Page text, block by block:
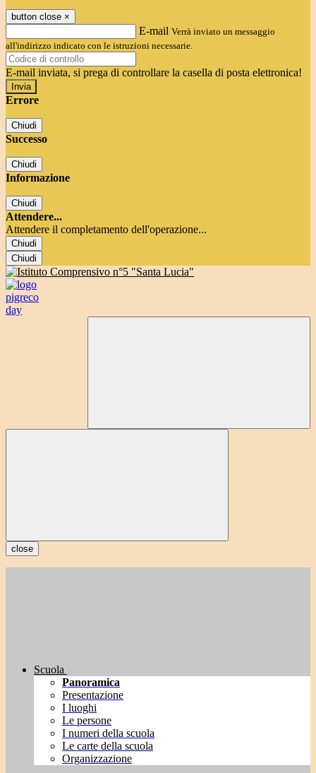
button close ×
E-mail Verrà inviato un messaggio
all'indirizzo indicato con le istruzioni necessarie.
E-mail inviata, si prega di controllare la casella di posta elettronica!
Errore
Chiudi
Successo
Chiudi
Informazione
Chiudi
Attendere...
Attendere il completamento dell'operazione...
Chiudi
Chiudi
close
Scuola
Panoramica
Presentazione
I luoghi
Le persone
I numeri della scuola
Le carte della scuola
Organizzazione